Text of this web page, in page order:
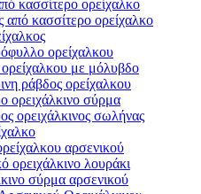
κασσίτερο ορείχαλκο
από κασσίτερο ορείχαλκο
ορείχαλκου
με μόλυβδο
ράβδος ορείχαλκου
ορειχάλκινο σύρμα
ορειχάλκινος σωλήνας
αρσενικού
ορειχάλκινο λουράκι
σύρμα αρσενικού